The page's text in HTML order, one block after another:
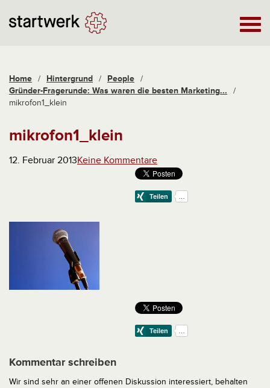
Home / Hintergrund / People /
Gründer-Fragerunde: Was waren die besten Marketing...
/
mikrofon1_klein
mikrofon1_klein
12. Februar 2013Keine Kommentare
Kommentar schreiben
Wir sind sehr an einer offenen Diskussion interessiert, behalten